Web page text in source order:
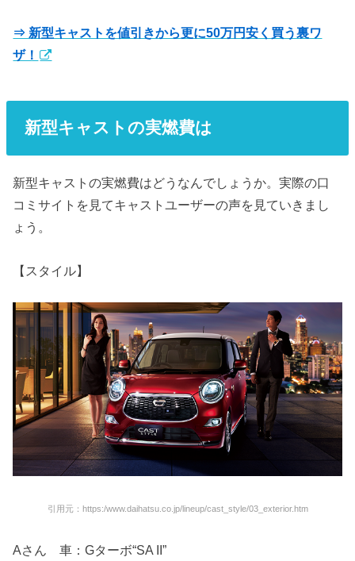
⇒ 新型キャストを値引きから更に50万円安く買う裏ワ
ザ！
新型キャストの実燃費は
新型キャストの実燃費はどうなんでしょうか。実際の口
コミサイトを見てキャストユーザーの声を見ていきまし
ょう。
【スタイル】
引用元：https:/www.daihatsu.co.jp/lineup/cast_style/03_exterior.htm
Aさん 車：Gターボ“SA II”